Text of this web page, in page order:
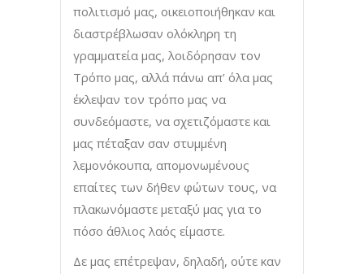
πολιτισμό μας, οικειοποιήθηκαν και
διαστρέβλωσαν ολόκληρη τη
γραμματεία μας, λοιδόρησαν τον
Τρόπο μας, αλλά πάνω απ’ όλα μας
έκλεψαν τον τρόπο μας να
συνδεόμαστε, να σχετιζόμαστε και
μας πέταξαν σαν στυμμένη
λεμονόκουπα, απομονωμένους
επαίτες των δήθεν φώτων τους, να
πλακωνόμαστε μεταξύ μας για το
πόσο άθλιος λαός είμαστε.
Δε μας επέτρεψαν, δηλαδή, ούτε καν